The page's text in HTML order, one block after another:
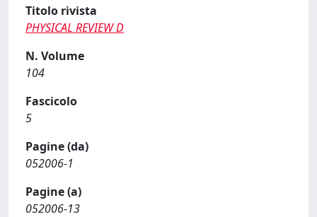
Titolo rivista
PHYSICAL REVIEW D
N. Volume
104
Fascicolo
5
Pagine (da)
052006-1
Pagine (a)
052006-13